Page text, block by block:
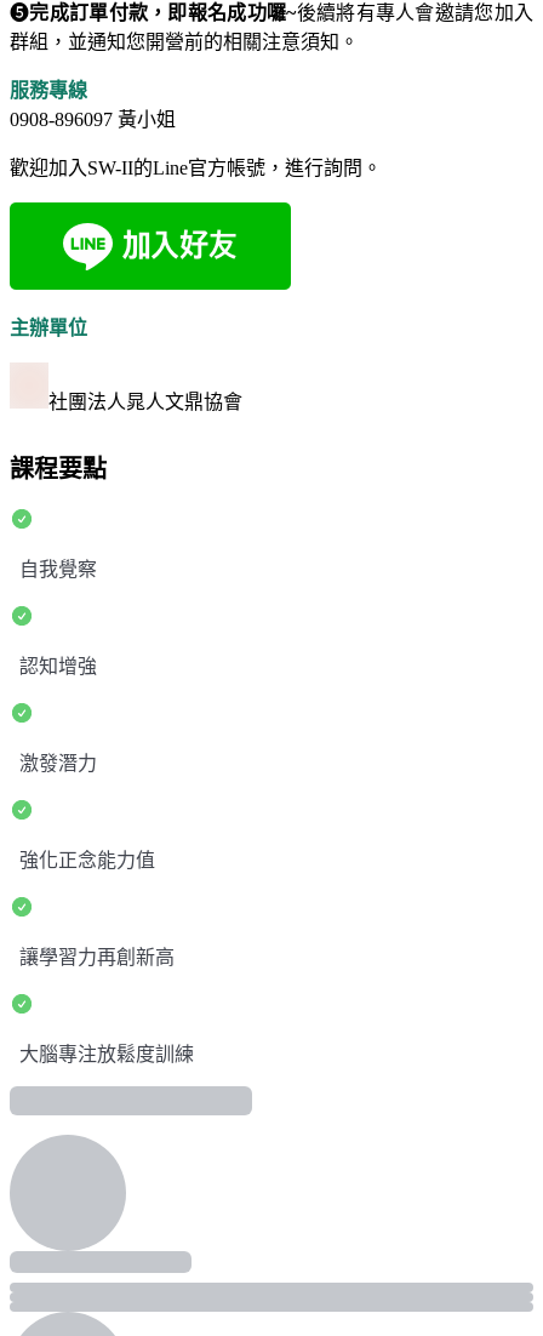
❺完成訂單付款，即報名成功囉~後續將有專人會邀請您加入
群組，並通知您開營前的相關注意須知。
服務專線
0908-896097 黃小姐
歡迎加入SW-II的Line官方帳號，進行詢問。
主辦單位
社團法人晁人文鼎協會
課程要點
自我覺察
認知增強
激發潛力
強化正念能力值
讓學習力再創新高
大腦專注放鬆度訓練